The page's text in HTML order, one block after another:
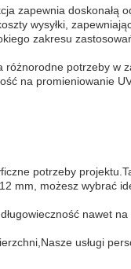
zapewnia doskonałą
wysyłki,
zakresu
potrzeby w
na promieniowanie
potrzeby
mm, możesz wybrać
nawet
usługi